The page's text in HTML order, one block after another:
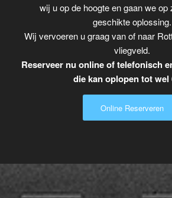
wij u op de hoogte en gaan we op
geschikte oplossing.
Wij vervoeren u graag van of naar
vliegveld.
Reserveer nu online of telefonisch
die kan oplopen tot wel
Online Reserveren